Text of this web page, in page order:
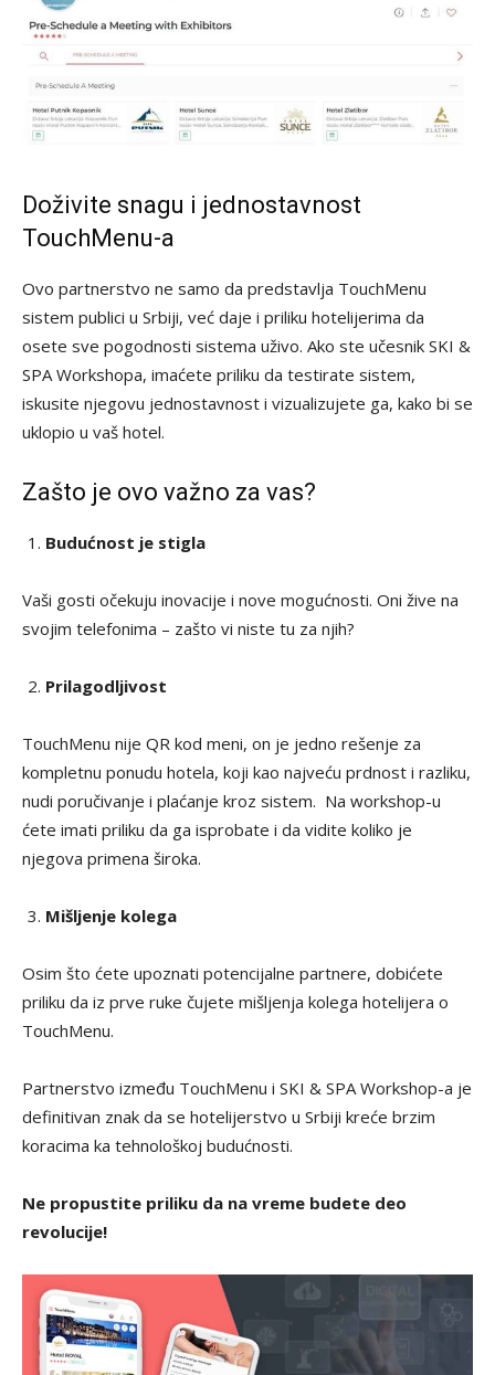
Doživite snagu i jednostavnost
TouchMenu-a
Ovo partnerstvo ne samo da predstavlja TouchMenu
sistem publici u Srbiji, već daje i priliku hotelijerima da
osete sve pogodnosti sistema uživo. Ako ste učesnik SKI &
SPA Workshopa, imaćete priliku da testirate sistem,
iskusite njegovu jednostavnost i vizualizujete ga, kako bi se
uklopio u vaš hotel.
Zašto je ovo važno za vas?
Budućnost je stigla
Vaši gosti očekuju inovacije i nove mogućnosti. Oni žive na
svojim telefonima – zašto vi niste tu za njih?
Prilagodljivost
TouchMenu nije QR kod meni, on je jedno rešenje za
kompletnu ponudu hotela, koji kao najveću prdnost i razliku,
nudi poručivanje i plaćanje kroz sistem. Na workshop-u
ćete imati priliku da ga isprobate i da vidite koliko je
njegova primena široka.
Mišljenje kolega
Osim što ćete upoznati potencijalne partnere, dobićete
priliku da iz prve ruke čujete mišljenja kolega hotelijera o
TouchMenu.
Partnerstvo između TouchMenu i SKI & SPA Workshop-a je
definitivan znak da se hotelijerstvo u Srbiji kreće brzim
koracima ka tehnološkoj budućnosti.
Ne propustite priliku da na vreme budete deo
revolucije!